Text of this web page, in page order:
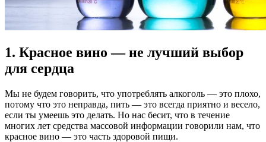
1. Красное вино — не лучший выбор
для сердца
Мы не будем говорить, что употреблять алкоголь — это плохо,
потому что это неправда, пить — это всегда приятно и весело,
если ты умеешь это делать. Но нас бесит, что в течение
многих лет средства массовой информации говорили нам, что
красное вино — это часть здоровой пищи.